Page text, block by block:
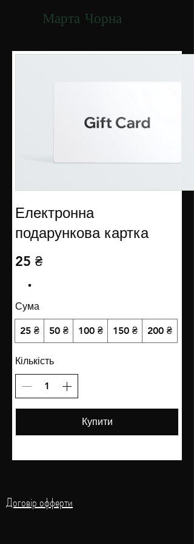
Марта Чорна
Електронна
подарункова картка
25 ₴
Сума
25 ₴ 50 ₴ 100 ₴ 150 ₴ 200 ₴
Кількість
Купити
Договір офферти